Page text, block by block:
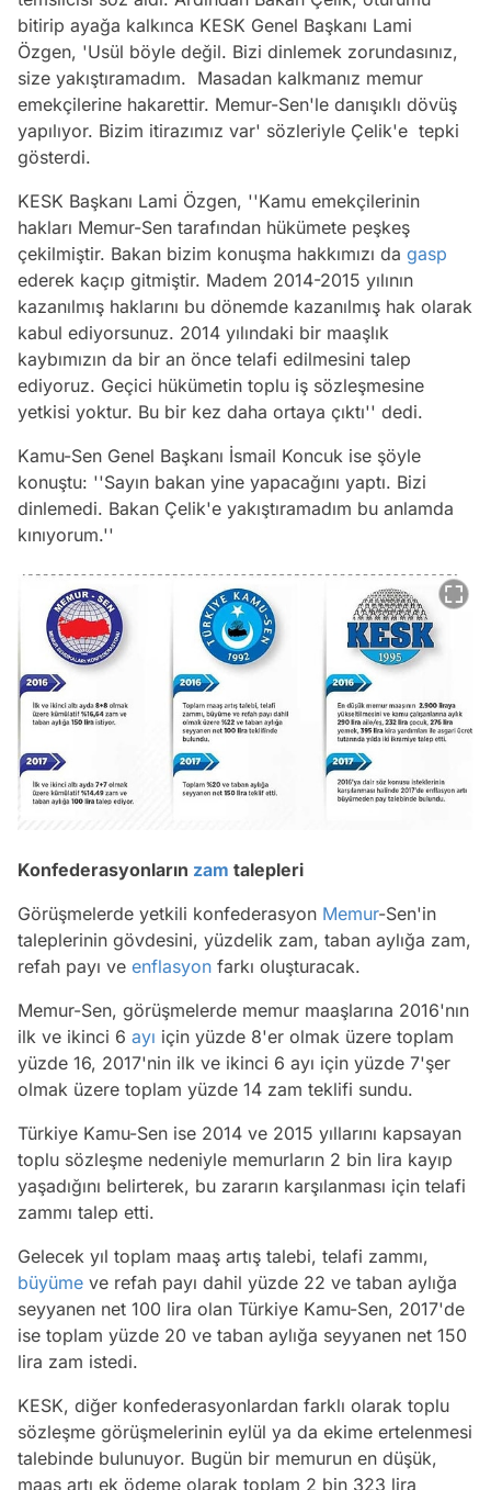
bitirip ayağa kalkınca KESK Genel Başkanı Lami
Özgen, 'Usül böyle değil. Bizi dinlemek zorundasınız,
size yakıştıramadım. Masadan kalkmanız memur
emekçilerine hakarettir. Memur-Sen'le danışıklı dövüş
yapılıyor. Bizim itirazımız var' sözleriyle Çelik'e tepki
gösterdi.
KESK Başkanı Lami Özgen, ''Kamu emekçilerinin
hakları Memur-Sen tarafından hükümete peşkeş
çekilmiştir. Bakan bizim konuşma hakkımızı da gasp
ederek kaçıp gitmiştir. Madem 2014-2015 yılının
kazanılmış haklarını bu dönemde kazanılmış hak olarak
kabul ediyorsunuz. 2014 yılındaki bir maaşlık
kaybımızın da bir an önce telafi edilmesini talep
ediyoruz. Geçici hükümetin toplu iş sözleşmesine
yetkisi yoktur. Bu bir kez daha ortaya çıktı'' dedi.
Kamu-Sen Genel Başkanı İsmail Koncuk ise şöyle
konuştu: ''Sayın bakan yine yapacağını yaptı. Bizi
dinlemedi. Bakan Çelik'e yakıştıramadım bu anlamda
kınıyorum.''
Konfederasyonların zam talepleri
Görüşmelerde yetkili konfederasyon Memur-Sen'in
taleplerinin gövdesini, yüzdelik zam, taban aylığa zam,
refah payı ve enflasyon farkı oluşturacak.
Memur-Sen, görüşmelerde memur maaşlarına 2016'nın
ilk ve ikinci 6 ayı için yüzde 8'er olmak üzere toplam
yüzde 16, 2017'nin ilk ve ikinci 6 ayı için yüzde 7'şer
olmak üzere toplam yüzde 14 zam teklifi sundu.
Türkiye Kamu-Sen ise 2014 ve 2015 yıllarını kapsayan
toplu sözleşme nedeniyle memurların 2 bin lira kayıp
yaşadığını belirterek, bu zararın karşılanması için telafi
zammı talep etti.
Gelecek yıl toplam maaş artış talebi, telafi zammı,
büyüme ve refah payı dahil yüzde 22 ve taban aylığa
seyyanen net 100 lira olan Türkiye Kamu-Sen, 2017'de
ise toplam yüzde 20 ve taban aylığa seyyanen net 150
lira zam istedi.
KESK, diğer konfederasyonlardan farklı olarak toplu
sözleşme görüşmelerinin eylül ya da ekime ertelenmesi
talebinde bulunuyor. Bugün bir memurun en düşük,
maaş artı ek ödeme olarak toplam 2 bin 323 lira